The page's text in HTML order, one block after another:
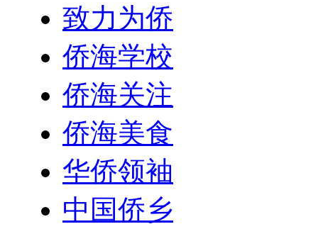
致力为侨
侨海学校
侨海关注
侨海美食
华侨领袖
中国侨乡